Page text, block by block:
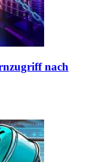
nach